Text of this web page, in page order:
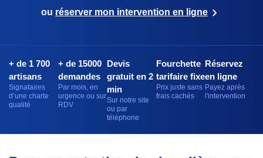
ou réserver mon intervention en ligne
+ de 1 700
artisans
Signataires
d’une charte
qualité
+ de 15000
demandes
Par mois, en
urgence ou sur
RDV
Devis
gratuit en 2
min
Sur notre site
ou par
téléphone
Fourchette
tarifaire fixe
Prix juste sans
frais cachés
Réservez
en ligne
Payez après
l'intervention